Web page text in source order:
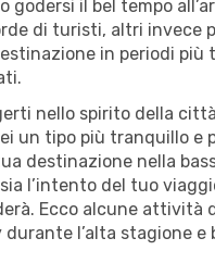
godersi il bel tempo
di turisti, altri invece
in periodi più
nello spirito della
un tipo più tranquillo e
destinazione nella
l’intento del tuo
Ecco alcune attività
durante l’alta stagione e